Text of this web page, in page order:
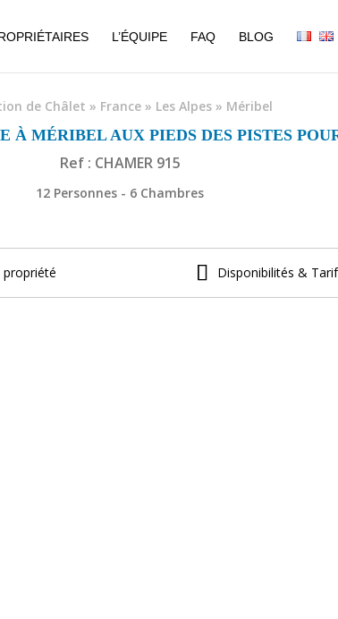
L’ÉQUIPE FAQ BLOG
de Châlet » France» Les Alpes» Méribel
MÉRIBEL AUX PIEDS DES PISTES
Ref : CHAMER 915
12 Personnes - 6 Chambres
propriété Disponibilités &